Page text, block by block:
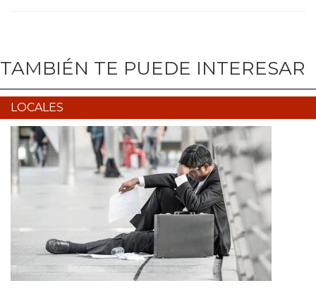
TAMBIÉN TE PUEDE INTERESAR
LOCALES